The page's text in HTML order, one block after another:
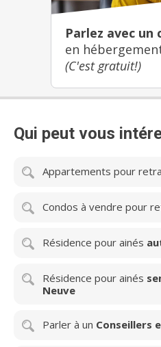
Parlez avec un
en
(C'est gratuit!)
Qui peut vous
Appartements pour
Condos à vendre pour
Résidence pour ainés
Résidence pour ainés
Neuve
Parler à un Conseillers